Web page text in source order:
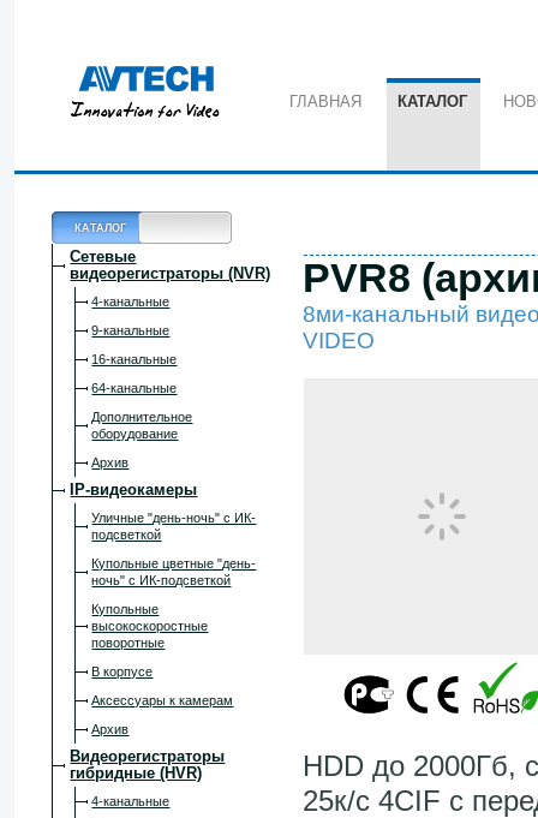
ГЛАВНАЯ КАТАЛОГ
КАТАЛОГ
Сетевые
видеорегистраторы (NVR)
4-канальные
9-канальные
16-канальные
64-канальные
Дополнительное
оборудование
Архив
IP-видеокамеры
Уличные "день-ночь" с ИК-
подсветкой
Купольные цветные "день-
ночь" с ИК-подсветкой
Купольные
высокоскоростные
поворотные
В корпусе
Аксессуары к камерам
Архив
Видеорегистраторы
гибридные (HVR)
4-канальные
PVR8
8ми-канальный
VIDEO
HDD до 2000Гб,
25к/с 4CIF с